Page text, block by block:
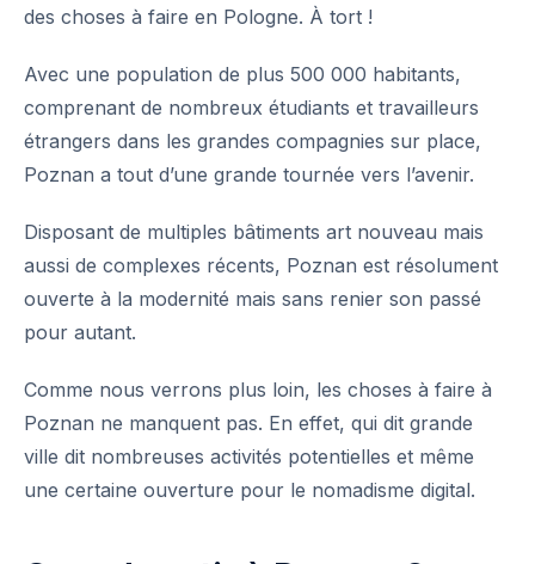
des choses à faire en Pologne. À tort !
Avec une population de plus 500 000 habitants,
comprenant de nombreux étudiants et travailleurs
étrangers dans les grandes compagnies sur place,
Poznan a tout d’une grande tournée vers l’avenir.
Disposant de multiples bâtiments art nouveau mais
aussi de complexes récents, Poznan est résolument
ouverte à la modernité mais sans renier son passé
pour autant.
Comme nous verrons plus loin, les choses à faire à
Poznan ne manquent pas. En effet, qui dit grande
ville dit nombreuses activités potentielles et même
une certaine ouverture pour le nomadisme digital.